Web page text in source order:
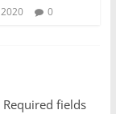
2020
0
Required fields